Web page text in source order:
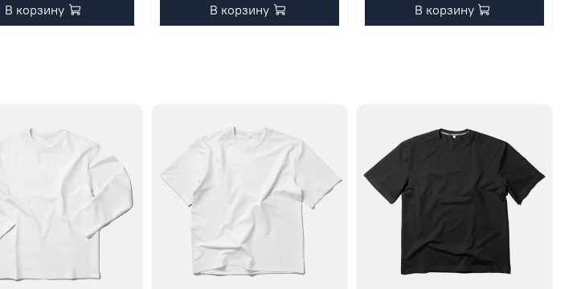
В корзину В корзину В корзину